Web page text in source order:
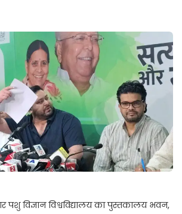
पशु विज्ञान विश्वविद्यालय का पुस्तकालय भवन,